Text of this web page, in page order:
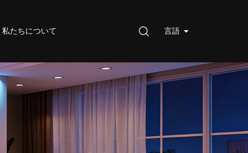
私たちについて 言語